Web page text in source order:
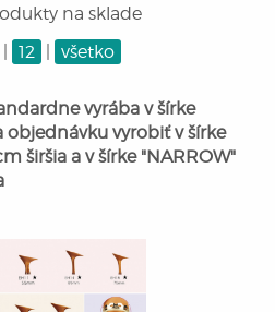
na sklade
12 všetko
vyrába v šírke
objednávku vyrobiť v šírke
širšia a v šírke "NARROW"